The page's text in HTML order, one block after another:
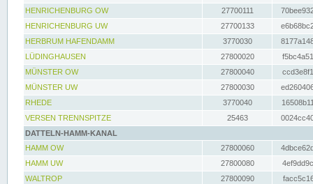
HENRICHENBURG OW
27700111
HENRICHENBURG UW
27700133
HERBRUM HAFENDAMM
3770030
LÜDINGHAUSEN
27800020
MÜNSTER OW
27800040
MÜNSTER UW
27800030
RHEDE
3770040
VERSEN TRENNSPITZE
25463
DATTELN-HAMM-KANAL
HAMM OW
27800060
HAMM UW
27800080
WALTROP
27800090